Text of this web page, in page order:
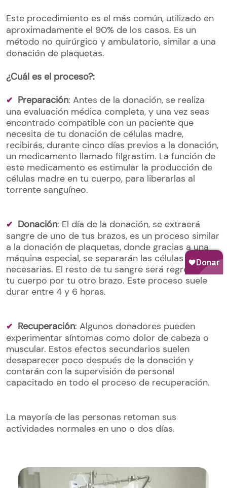
Este procedimiento es el más común, utilizado en
aproximadamente el 90% de los casos. Es un
método no quirúrgico y ambulatorio, similar a una
donación de plaquetas.
¿Cuál es el proceso?:
Preparación: Antes de la donación, se realiza
una evaluación médica completa, y una vez seas
encontrado compatible con un paciente que
necesita de tu donación de células madre,
recibirás, durante cinco días previos a la donación,
un medicamento llamado filgrastim. La función de
este medicamento es estimular la producción de
células madre en tu cuerpo, para liberarlas al
torrente sanguíneo.
Donación: El día de la donación, se extraerá
sangre de uno de tus brazos, es un proceso similar
a la donación de plaquetas, donde gracias a una
máquina especial, se separarán las células madre
necesarias. El resto de tu sangre será regresada a
tu cuerpo por tu otro brazo. Este proceso suele
durar entre 4 y 6 horas.
Recuperación: Algunos donadores pueden
experimentar síntomas como dolor de cabeza o
muscular. Estos efectos secundarios suelen
desaparecer poco después de la donación y
contarán con la supervisión de personal
capacitado en todo el proceso de recuperación.
La mayoría de las personas retoman sus
actividades normales en uno o dos días.